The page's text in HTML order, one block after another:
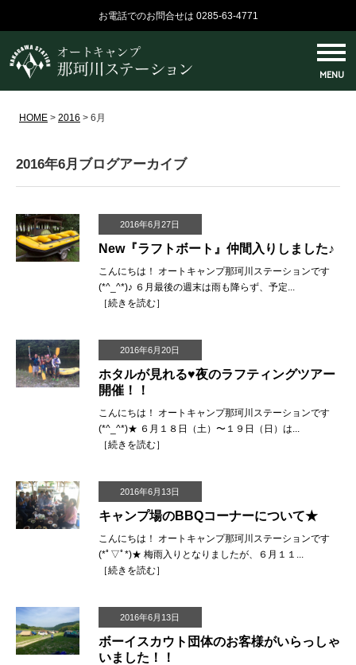
お電話でのお問合せは 0285-63-4771
MENU
HOME > 2016 > 6月
2016年6月ブログアーカイブ
2016年6月27日
New『ラフトボート』仲間入りしました♪
こんにちは！ オートキャンプ那珂川ステーションです
(*^_^*)♪ ６月最後の週末は雨も降らず、予定...
［続きを読む］
2016年6月20日
ホタルが見れる♥︎夜のラフティングツアー
開催！！
こんにちは！ オートキャンプ那珂川ステーションです
(*^_^*)★ ６月１８日（土）〜１９日（日）は...
［続きを読む］
2016年6月13日
キャンプ場のBBQコーナーについて★
こんにちは！ オートキャンプ那珂川ステーションです
(*ﾟ▽ﾟ*)★ 梅雨入りとなりましたが、６月１１...
［続きを読む］
2016年6月13日
ボーイスカウト団体のお客様がいらっしゃ
いました！！